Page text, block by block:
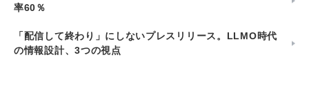
率60％
「配信して終わり」にしないプレスリリース。LLMO時代
の情報設計、3つの視点